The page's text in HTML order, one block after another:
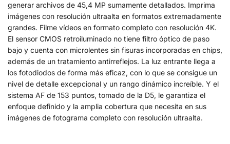
generar archivos de 45,4 MP sumamente detallados. Imprima
imágenes con resolución ultraalta en formatos extremadamente
grandes. Filme vídeos en formato completo con resolución 4K.
El sensor CMOS retroiluminado no tiene filtro óptico de paso
bajo y cuenta con microlentes sin fisuras incorporadas en chips,
además de un tratamiento antirreflejos. La luz entrante llega a
los fotodiodos de forma más eficaz, con lo que se consigue un
nivel de detalle excepcional y un rango dinámico increíble. Y el
sistema AF de 153 puntos, tomado de la D5, le garantiza el
enfoque definido y la amplia cobertura que necesita en sus
imágenes de fotograma completo con resolución ultraalta.